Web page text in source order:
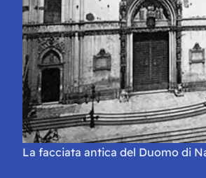
La facciata antica del Duomo di